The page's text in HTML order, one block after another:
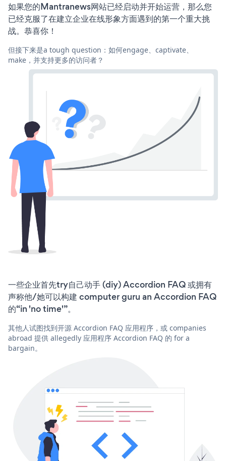
如果您的Mantranews网站已经启动并开始运营，那么您
已经克服了在建立企业在线形象方面遇到的第一个重大挑
战。恭喜你！
但接下来是a tough question：如何engage、captivate、
make，并支持更多的访问者？
一些企业首先try自己动手 (diy) Accordion FAQ 或拥有
声称他/她可以构建 computer guru an Accordion FAQ
的“in 'no time'”。
其他人试图找到开源 Accordion FAQ 应用程序，或 companies
abroad 提供 allegedly 应用程序 Accordion FAQ 的 for a
bargain。